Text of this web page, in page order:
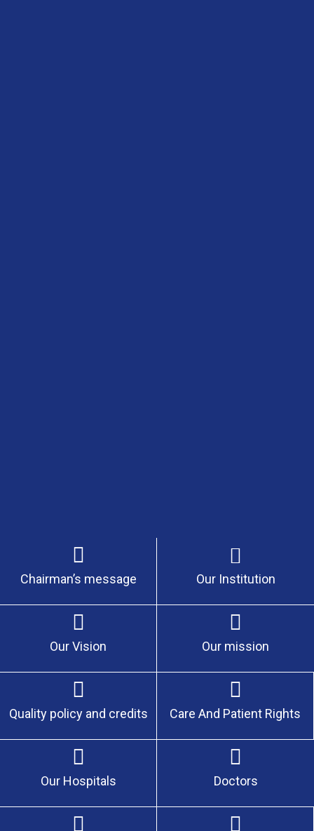
Chairman’s message Our Institution
Our Vision Our mission
Quality policy and credits Care And Patient Rights
Our Hospitals Doctors